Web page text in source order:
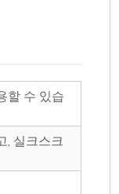
할 수 있습
, 실크스크